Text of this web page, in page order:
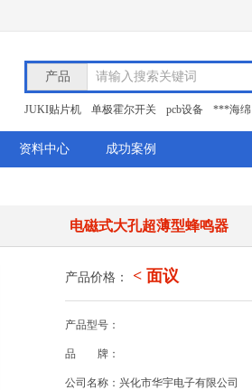
产品 请输入搜索关键词
JUKI贴片机 单极霍尔开关 pcb设备 ***海绵
资料中心 成功案例
电磁式大孔超薄型蜂鸣器
产品价格： < 面议
产品型号：
品 牌：
公司名称：兴化市华宇电子有限公司